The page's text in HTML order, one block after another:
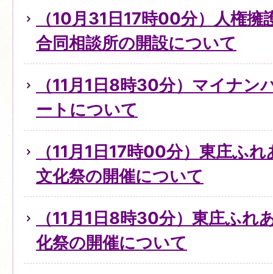
（10月31日17時00分）人権擁
合同相談所の開設について
（11月1日8時30分）マイナン
ートについて
（11月1日17時00分）東庄ふ
文化祭の開催について
（11月1日8時30分）東庄ふれ
化祭の開催について